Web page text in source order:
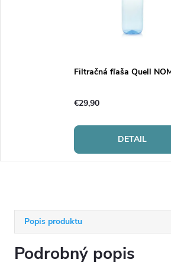
Popis produktu
Podrobný popis
Filtračná fľaša Quell
€29,90
DETAIL